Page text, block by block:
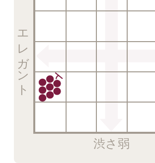
渋さ弱
エレガント